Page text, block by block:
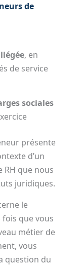
de
, en
de service
sociales
présente
d’un
RH que nous
juridiques.
le
que vous
métier de
vous
question du